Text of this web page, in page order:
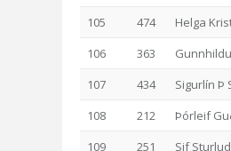
105
474 Helga
106
363
107
434 Sigurlín Þ
108
212 Þórleif
109
251 Sif